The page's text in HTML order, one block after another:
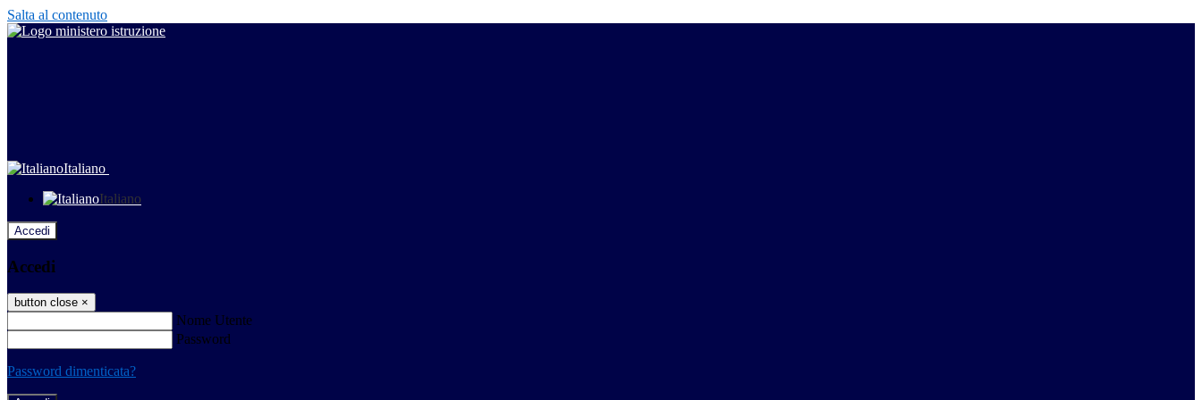
Salta al contenuto
Italiano
Italiano
Accedi
Accedi
button close ×
Nome Utente
Password
Password dimenticata?